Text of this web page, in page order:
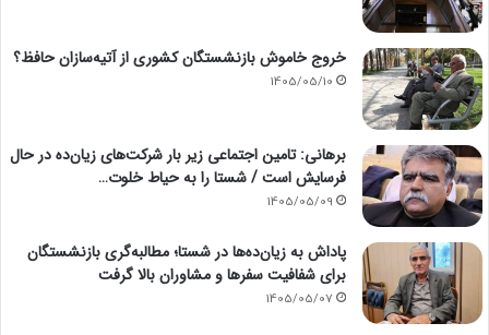
خروج خاموش بازنشستگان کشوری از آتیه‌سازان حافظ؟
1405/05/10
برهانی: تامین اجتماعی زیر بار شرکت‌های زیان‌ده در حال
فرسایش است / شستا را به حیاط خلوت…
1405/05/09
پاداش به زیان‌ده‌ها در شستا؛ مطالبه‌گری بازنشستگان
برای شفافیت سفرها و مشاوران بالا گرفت
1405/05/07